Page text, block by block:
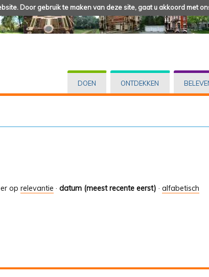
Door gebruik te maken van deze site, gaat u akkoord met
DOEN ONTDEKKEN
op relevantie · datum (meest recente eerst) · alfabetisch